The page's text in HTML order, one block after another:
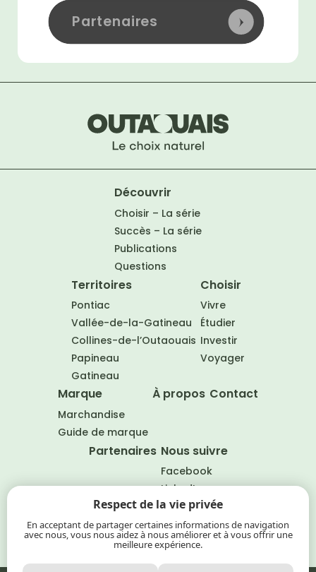
Partenaires
Découvrir
Choisir – La série
Succès – La série
Publications
Questions
Territoires
Pontiac
Vallée-de-la-Gatineau
Collines-de-l’Outaouais
Papineau
Gatineau
Choisir
Vivre
Étudier
Investir
Voyager
Marque
Marchandise
Guide de marque
À propos Contact
Partenaires Nous suivre
Facebook
LinkedIn
EN
Respect de la vie privée
En acceptant de partager certaines informations de navigation
avec nous, vous nous aidez à nous améliorer et à vous offrir une
meilleure expérience.